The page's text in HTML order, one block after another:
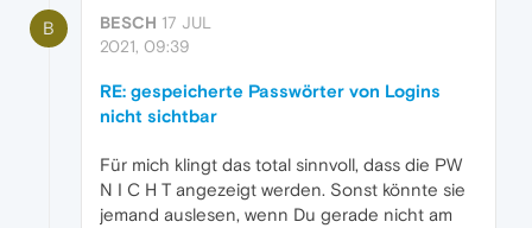
B BESCH 17 JUL
2021, 09:39
RE: gespeicherte Passwörter von Logins
nicht sichtbar
Für mich klingt das total sinnvoll, dass die PW
N I C H T angezeigt werden. Sonst könnte sie
jemand auslesen, wenn Du gerade nicht am